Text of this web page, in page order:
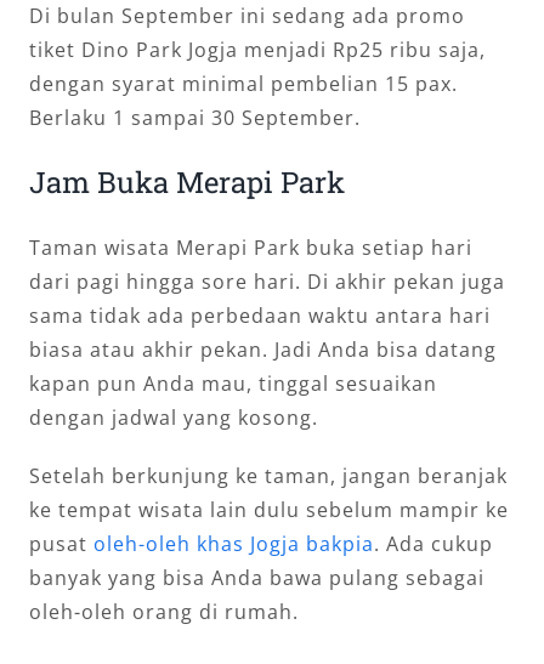
Di bulan September ini sedang ada promo
tiket Dino Park Jogja menjadi Rp25 ribu saja,
dengan syarat minimal pembelian 15 pax.
Berlaku 1 sampai 30 September.
Jam Buka Merapi Park
Taman wisata Merapi Park buka setiap hari
dari pagi hingga sore hari. Di akhir pekan juga
sama tidak ada perbedaan waktu antara hari
biasa atau akhir pekan. Jadi Anda bisa datang
kapan pun Anda mau, tinggal sesuaikan
dengan jadwal yang kosong.
Setelah berkunjung ke taman, jangan beranjak
ke tempat wisata lain dulu sebelum mampir ke
pusat oleh-oleh khas Jogja bakpia. Ada cukup
banyak yang bisa Anda bawa pulang sebagai
oleh-oleh orang di rumah.